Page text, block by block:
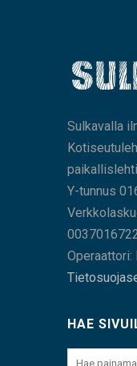
Sulkavalla
paikallislehti.
Y-tunnus
Operaattori:
HAE